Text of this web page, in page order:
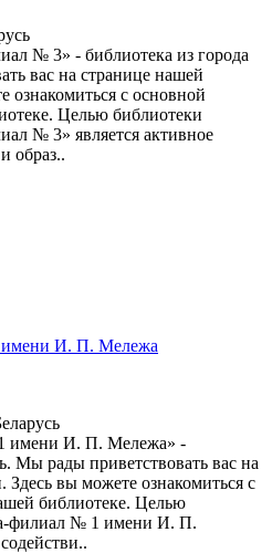
№ 3» - библиотека из города
вас на странице нашей
ознакомиться с основной
Целью библиотеки
№ 3» является активное
образ..
И. П. Мележа
имени И. П. Мележа» -
Мы рады приветствовать вас на
вы можете ознакомиться с
библиотеке. Целью
филиал № 1 имени И. П.